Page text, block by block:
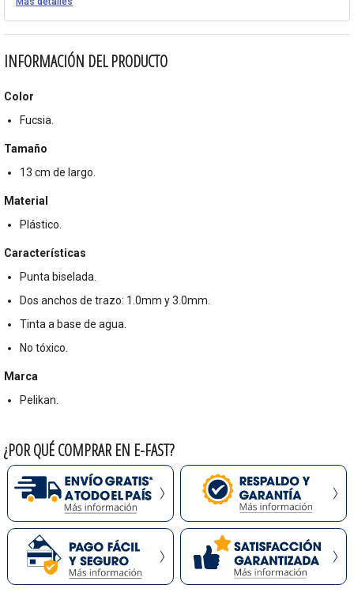
INFORMACIÓN DEL PRODUCTO
Color
Fucsia.
Tamaño
13 cm de largo.
Material
Plástico.
Características
Punta biselada.
Dos anchos de trazo: 1.0mm y 3.0mm.
Tinta a base de agua.
No tóxico.
Marca
Pelikan.
¿POR QUÉ COMPRAR EN E-FAST?